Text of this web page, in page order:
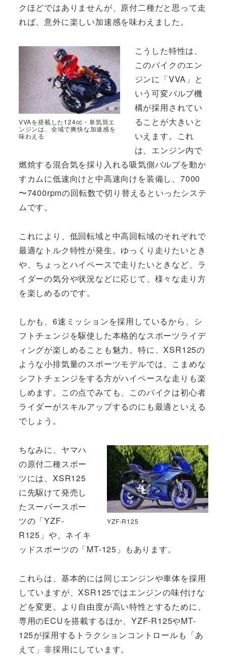
クほどではありませんが、原付二種だと思って走
れば、意外に楽しい加速感を味わえました。
VVAを搭載した124cc・単気筒エ
ンジンは、全域で爽快な加速感を
味わえる
こうした特性は、
このバイクのエン
ジンに「VVA」と
いう可変バルブ機
構が採用されてい
ることが大きいと
いえます。これ
は、エンジン内で
燃焼する混合気を採り入れる吸気側バルブを動か
すカムに低速向けと中高速向けを装備し、7000
〜7400rpmの回転数で切り替えるといったシステ
ムです。
これにより、低回転域と中高回転域のそれぞれで
最適なトルク特性が発生。ゆっくり走りたいとき
や、ちょっとハイペースで走りたいときなど、ラ
イダーの気分や状況などに応じて、様々な走り方
を楽しめるのです。
しかも、6速ミッションを採用しているから、シ
フトチェンジを駆使した本格的なスポーツライデ
ィングが楽しめることも魅力。特に、XSR125の
ような小排気量のスポーツモデルでは、こまめな
シフトチェンジをする方がハイペースな走りも楽
しめます。この点でみても、このバイクは初心者
ライダーがスキルアップするのにも最適といえる
でしょう。
YZF-R125
ちなみに、ヤマハ
の原付二種スポー
ツには、XSR125
に先駆けて発売し
たスーパースポー
ツの「YZF-
R125」や、ネイキ
ッドスポーツの「MT-125」もあります。
これらは、基本的には同じエンジンや車体を採用
していますが、XSR125ではエンジンの味付けな
どを変更。より自由度が高い特性とするために、
専用のECUを搭載するほか、YZF-R125やMT-
125が採用するトラクションコントロールも「あ
えて」非採用にしています。